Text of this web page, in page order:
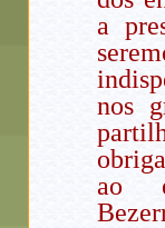
a
nos
ao